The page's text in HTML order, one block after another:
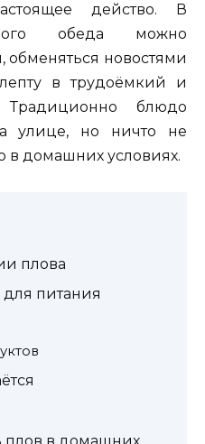
действо. В
обеда можно
обменяться новостями
в трудоёмкий и
Традиционно блюдо
улице, но ничто не
в домашних условиях.
плова
питания